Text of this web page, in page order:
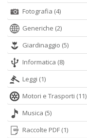
Fotografia (4)
Generiche (2)
Giardinaggio (5)
Informatica (8)
Leggi (1)
Motori e Trasporti (11)
Musica (5)
Raccolte PDF (1)